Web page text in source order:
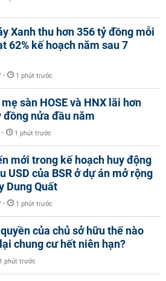
Xanh thu hơn 356 tỷ đồng mỗi
62% kế hoạch năm sau 7
- 1 phút trước
sàn HOSE và HNX lãi hơn
đồng nửa đầu năm
- 1 phút trước
mới trong kế hoạch huy động
USD của BSR ở dự án mở rộng
Dung Quất
- 1 phút trước
của chủ sở hữu thế nào
chung cư hết niên hạn?
1 phút trước